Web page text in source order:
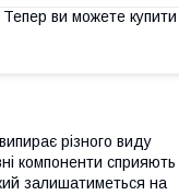
Тепер ви можете купити
різного виду
компоненти сприяють
залишатиметься на